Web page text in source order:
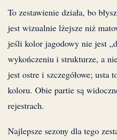
To zestawienie działa, bo
jest wizualnie lżejsze niż
jeśli kolor jagodowy nie jest
wykończeniu i strukturze, a
jest ostre i szczegółowe; usta
koloru. Obie partie są
rejestrach.
Najlepsze sezony dla tego